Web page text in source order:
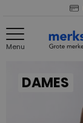
Menu
DAMES